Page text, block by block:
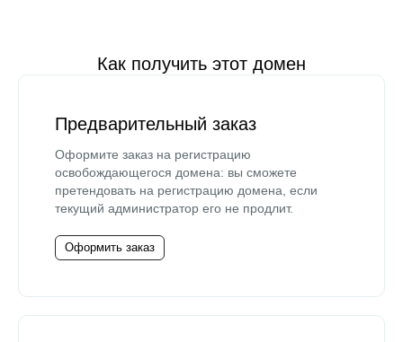
Как получить этот домен
Предварительный заказ
Оформите заказ на регистрацию
освобождающегося домена: вы сможете
претендовать на регистрацию домена, если
текущий администратор его не продлит.
Оформить заказ